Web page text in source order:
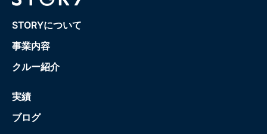
STORYについて
事業内容
クルー紹介
実績
ブログ